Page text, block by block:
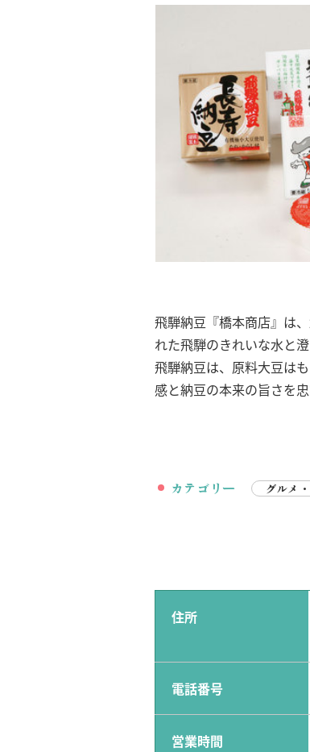
飛騨納豆『橋本商店』は
れた飛騨のきれいな水と
飛騨納豆は、原料大豆は
感と納豆の本来の旨さを
カテゴリー グルメ
住所
電話番号
営業時間